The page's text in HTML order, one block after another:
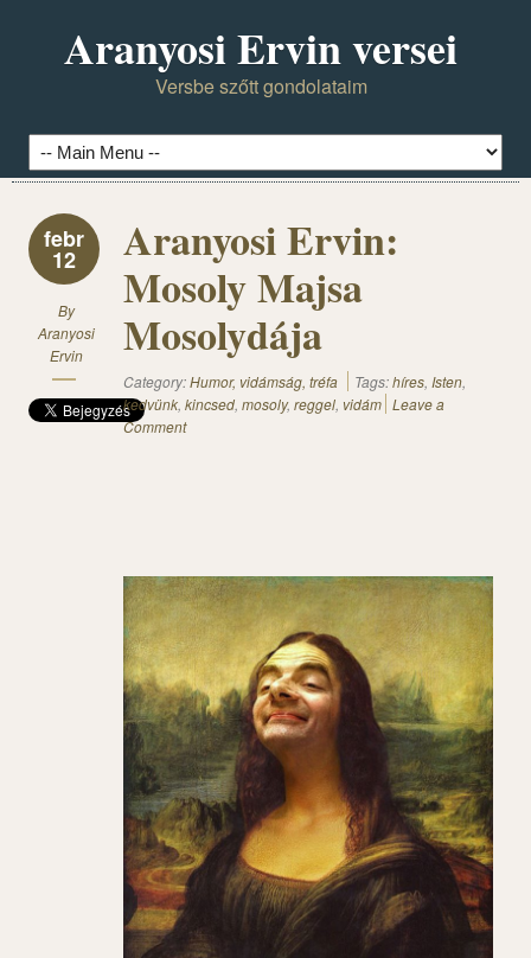
Aranyosi Ervin versei
Versbe szőtt gondolataim
febr
12
By
Aranyosi
Ervin
Aranyosi Ervin:
Mosoly Majsa
Mosolydája
Category:Humor, vidámság, tréfa Tags:híres, Isten,
kedvünk, kincsed, mosoly, reggel, vidám Leave a
Comment